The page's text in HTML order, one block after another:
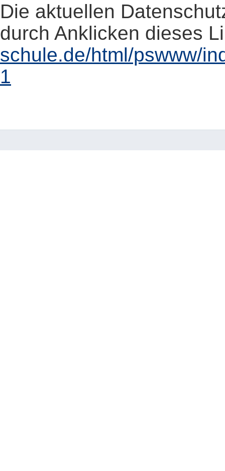
Die aktuellen
durch Anklicken dieses
schule.de/html/pswww/
1